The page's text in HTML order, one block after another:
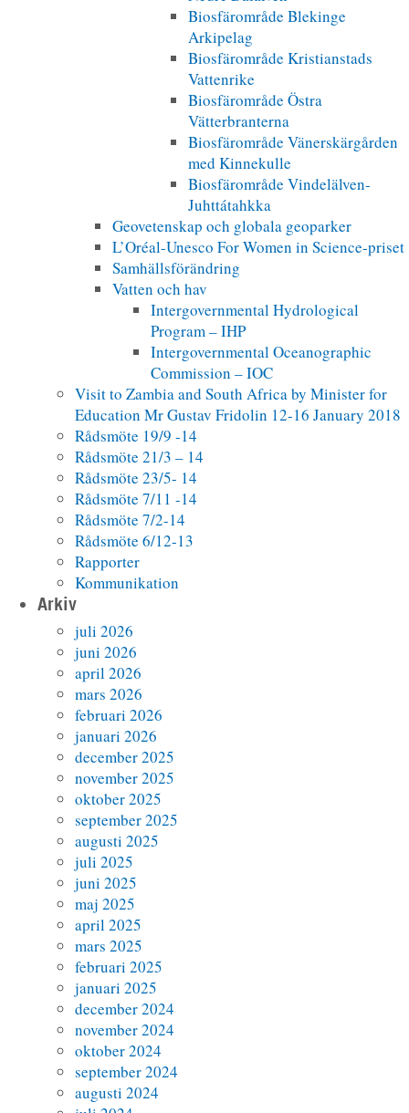
Biosfärområde Blekinge
Arkipelag
Biosfärområde Kristianstads
Vattenrike
Biosfärområde Östra
Vätterbranterna
Biosfärområde Vänerskärgården
med Kinnekulle
Biosfärområde Vindelälven-
Juhttátahkka
Geovetenskap och globala geoparker
L’Oréal-Unesco For Women in Science-priset
Samhällsförändring
Vatten och hav
Intergovernmental Hydrological
Program – IHP
Intergovernmental Oceanographic
Commission – IOC
Visit to Zambia and South Africa by Minister for
Education Mr Gustav Fridolin 12-16 January 2018
Rådsmöte 19/9 -14
Rådsmöte 21/3 – 14
Rådsmöte 23/5- 14
Rådsmöte 7/11 -14
Rådsmöte 7/2-14
Rådsmöte 6/12-13
Rapporter
Kommunikation
Arkiv
juli 2026
juni 2026
april 2026
mars 2026
februari 2026
januari 2026
december 2025
november 2025
oktober 2025
september 2025
augusti 2025
juli 2025
juni 2025
maj 2025
april 2025
mars 2025
februari 2025
januari 2025
december 2024
november 2024
oktober 2024
september 2024
augusti 2024